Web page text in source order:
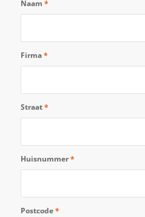
Naam *
Firma*
Straat*
Huisnummer*
Postcode*